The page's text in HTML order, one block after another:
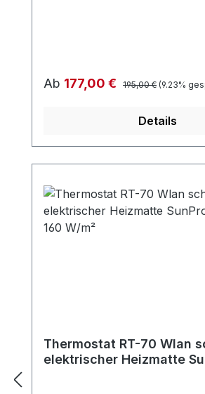
Verkaufspreis:
Ab 177,00 € Regulärer Preis:
195,00 € (9.23%
Details
Thermostat RT-70 Wlan
elektrischer Heizmatte